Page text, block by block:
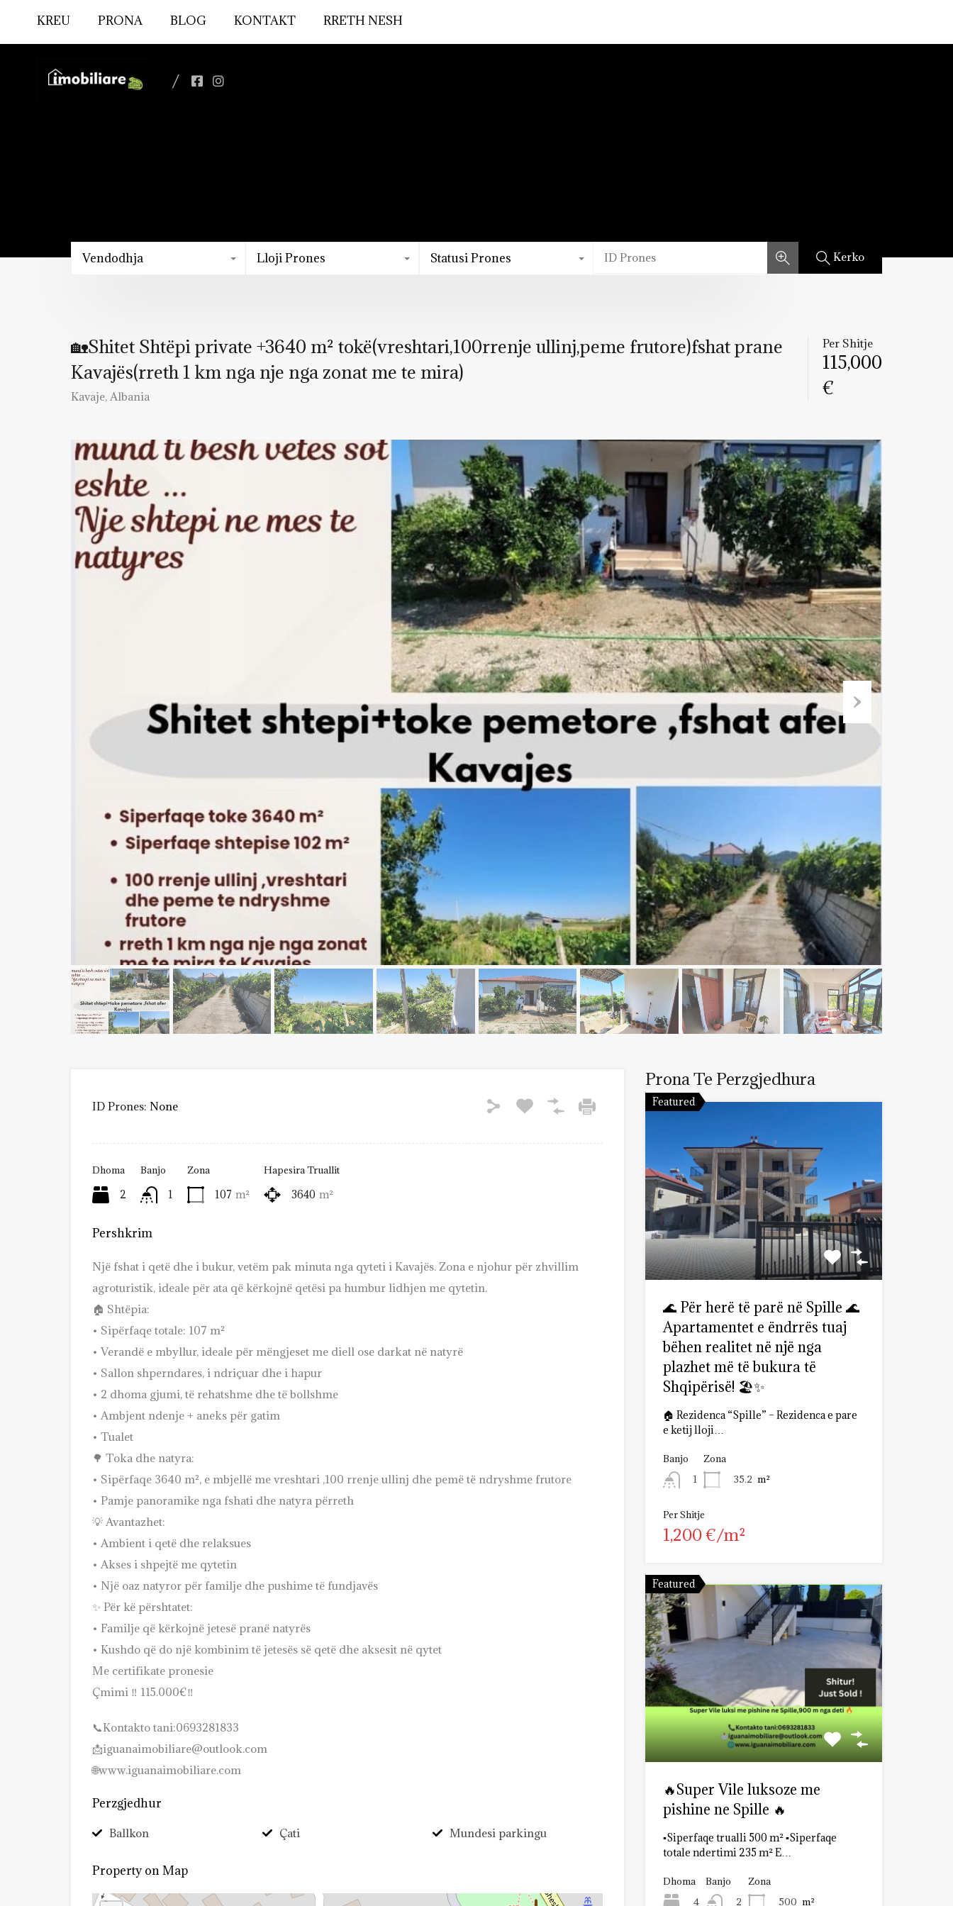
KREU PRONA BLOG KONTAKT RRETH NESH
Vendodhja Lloji Prones Statusi Prones Kerko
🏡Shitet Shtëpi private +3640 m² tokë(vreshtari,100rrenje ullinj,peme frutore)fshat prane
Kavajës(rreth 1 km nga nje nga zonat me te mira)
Kavaje, Albania
Per Shitje
115,000
€
ID Prones: None
Dhoma
2
Banjo
1
Zona
107 m²
Hapesira Truallit
3640 m²
Pershkrim
Një fshat i qetë dhe i bukur, vetëm pak minuta nga qyteti i Kavajës. Zona e njohur për zhvillim
agroturistik, ideale për ata që kërkojnë qetësi pa humbur lidhjen me qytetin.
🏠 Shtëpia:
• Sipërfaqe totale: 107 m²
• Verandë e mbyllur, ideale për mëngjeset me diell ose darkat në natyrë
• Sallon shperndares, i ndriçuar dhe i hapur
• 2 dhoma gjumi, të rehatshme dhe të bollshme
• Ambjent ndenje + aneks për gatim
• Tualet
🌳 Toka dhe natyra:
• Sipërfaqe 3640 m², e mbjellë me vreshtari ,100 rrenje ullinj dhe pemë të ndryshme frutore
• Pamje panoramike nga fshati dhe natyra përreth
💡 Avantazhet:
• Ambient i qetë dhe relaksues
• Akses i shpejtë me qytetin
• Një oaz natyror për familje dhe pushime të fundjavës
✨ Për kë përshtatet:
• Familje që kërkojnë jetesë pranë natyrës
• Kushdo që do një kombinim të jetesës së qetë dhe aksesit në qytet
Me certifikate pronesie
Çmimi ‼️ 115.000€‼️
📞Kontakto tani:0693281833
📩iguanaimobiliare@outlook.com
🌐www.iguanaimobiliare.com
Perzgjedhur
Ballkon Çati Mundesi parkingu
Property on Map
Prona Te Perzgjedhura
Featured
🌊 Për herë të parë në Spille 🌊
Apartamentet e ëndrrës tuaj
bëhen realitet në një nga
plazhet më të bukura të
Shqipërisë! 🏖️✨
🏠 Rezidenca “Spille” – Rezidenca e pare
e ketij lloji…
Banjo
1
Zona
35.2 m²
Per Shitje
1,200 €/m²
Featured
🔥Super Vile luksoze me
pishine ne Spille 🔥
▪️Siperfaqe trualli 500 m² ▪️Siperfaqe
totale ndertimi 235 m² E…
Dhoma
4
Banjo
2
Zona
500 m²